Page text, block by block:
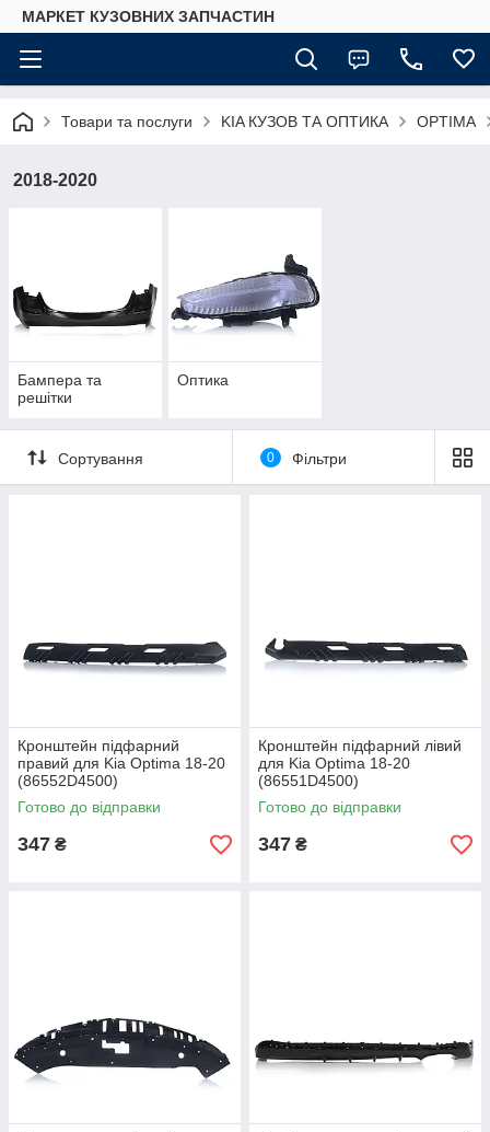
МАРКЕТ КУЗОВНИХ ЗАПЧАСТИН
Товари та послуги KIA КУЗОВ ТА ОПТИКА OPTIMA
2018-2020
Бампера та
решітки
Оптика
Сортування 0 Фільтри
Кронштейн підфарний
правий для Kia Optima 18-20
(86552D4500)
Готово до відправки
347 ₴
Кронштейн підфарний лівий
для Kia Optima 18-20
(86551D4500)
Готово до відправки
347 ₴